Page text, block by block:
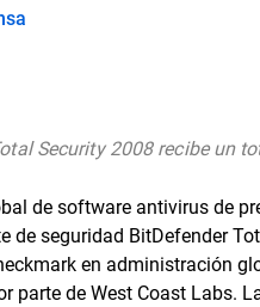
Security 2008 recibe un
de software antivirus de
de seguridad BitDefender
en administración
parte de West Coast Labs.